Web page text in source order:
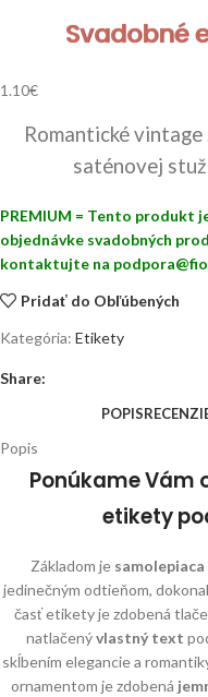
Svadobné
1.10€
Romantické
saténovej
PREMIUM = Tento produkt
objednávke svadobných
kontaktujte na
Pridať do Obľúbených
Kategória: Etikety
Share:
POPIS
Popis
Ponúkame Vám
etikety
Základom je
jedinečným odtieňom,
časť etikety je zdobená
natlačenývlastný text
skĺbením elegancie a
ornamentom je zdobená